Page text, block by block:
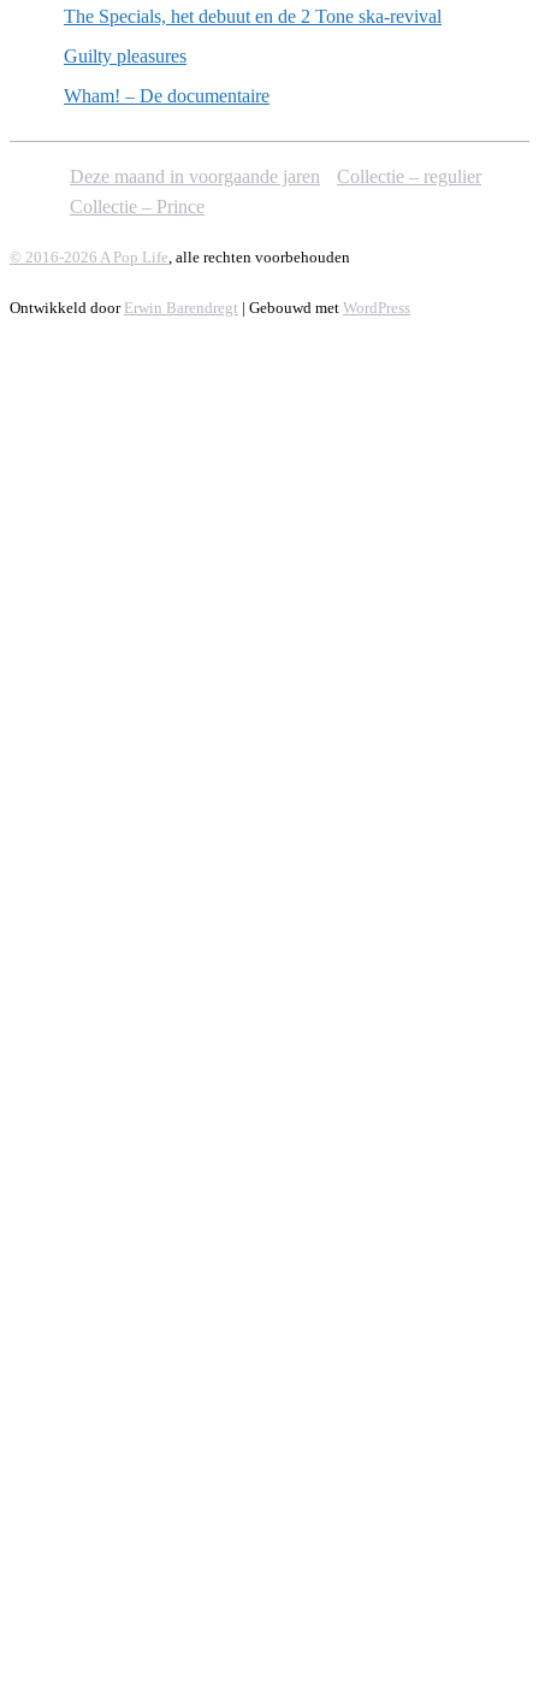
The Specials, het debuut en de 2 Tone ska-revival
Guilty pleasures
Wham! – De documentaire
Deze maand in voorgaande jaren
Collectie – regulier
Collectie – Prince
© 2016-2026 A Pop Life , alle rechten voorbehouden
Ontwikkeld door Erwin Barendregt | Gebouwd met WordPress